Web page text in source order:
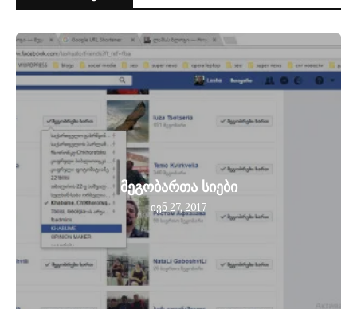
მეგობართა სიები
ივნ 27, 2017